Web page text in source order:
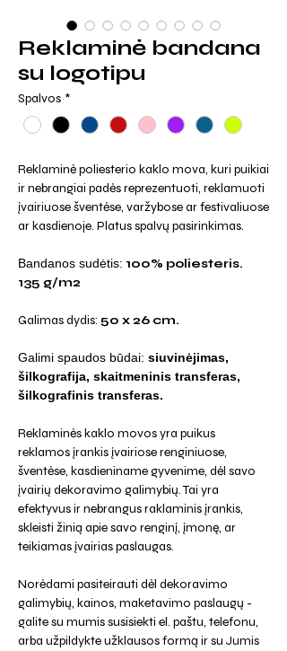
Reklaminė bandana
su logotipu
Spalvos *
Reklaminė poliesterio kaklo mova, kuri puikiai
ir nebrangiai padės reprezentuoti, reklamuoti
įvairiuose šventėse, varžybose ar festivaliuose
ar kasdienoje. Platus spalvų pasirinkimas.
Bandanos sudėtis: 100% poliesteris.
135 g/m2
Galimas dydis: 50 x 26 cm.
Galimi spaudos būdai: siuvinėjimas,
šilkografija, skaitmeninis transferas,
šilkografinis transferas.
Reklaminės kaklo movos yra puikus
reklamos įrankis įvairiose renginiuose,
šventėse, kasdieniname gyvenime, dėl savo
įvairių dekoravimo galimybių. Tai yra
efektyvus ir nebrangus raklaminis įrankis,
skleisti žinią apie savo renginį, įmonę, ar
teikiamas įvairias paslaugas.
Norėdami pasiteirauti dėl dekoravimo
galimybių, kainos, maketavimo paslaugų -
galite su mumis susisiekti el. paštu, telefonu,
arba užpildykte užklausos formą ir su Jumis